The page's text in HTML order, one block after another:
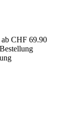
ab CHF 69.90